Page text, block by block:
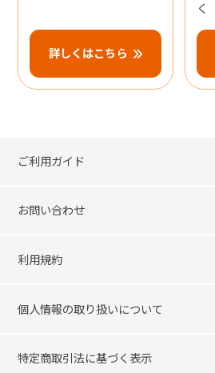
詳しくはこちら
く
ご利用ガイド
お問い合わせ
利用規約
個人情報の取り扱いについて
特定商取引法に基づく表示